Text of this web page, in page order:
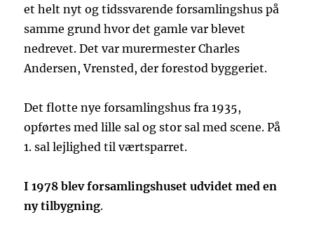
et helt nyt og tidssvarende forsamlingshus på
samme grund hvor det gamle var blevet
nedrevet. Det var murermester Charles
Andersen, Vrensted, der forestod byggeriet.
Det flotte nye forsamlingshus fra 1935,
opførtes med lille sal og stor sal med scene. På
1. sal lejlighed til værtsparret.
I 1978 blev forsamlingshuset udvidet med en
ny tilbygning.